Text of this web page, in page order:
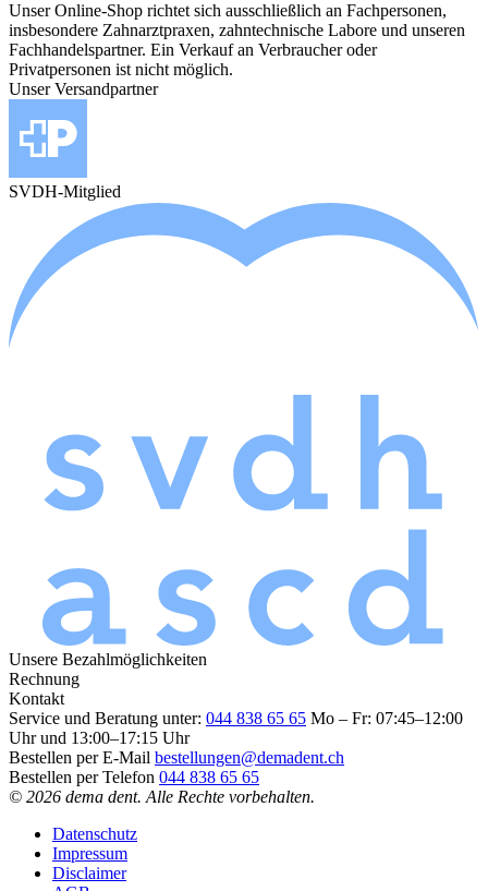
Unser Online-Shop richtet sich ausschließlich an Fachpersonen,
insbesondere Zahnarztpraxen, zahntechnische Labore und unseren
Fachhandelspartner. Ein Verkauf an Verbraucher oder
Privatpersonen ist nicht möglich.
Unser Versandpartner
SVDH-Mitglied
Unsere Bezahlmöglichkeiten
Rechnung
Kontakt
Service und Beratung unter: 044 838 65 65 Mo – Fr: 07:45–12:00
Uhr und 13:00–17:15 Uhr
Bestellen per E-Mail bestellungen@demadent.ch
Bestellen per Telefon 044 838 65 65
© 2026 dema dent. Alle Rechte vorbehalten.
Datenschutz
Impressum
Disclaimer